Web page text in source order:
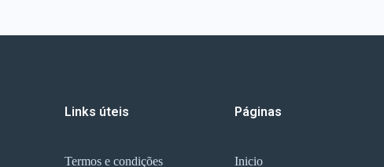
Links úteis
Termos e condições
Páginas
Inicio